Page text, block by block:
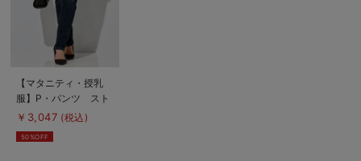
商
品
詳
を
見
る
【マタニティ・授乳
服】P・パンツ スト
レッチデニムタイトス
￥3,047 (税込)
50%OFF